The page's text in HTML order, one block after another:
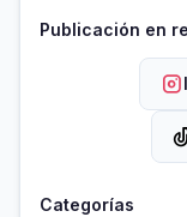
Publicación en
Categorías